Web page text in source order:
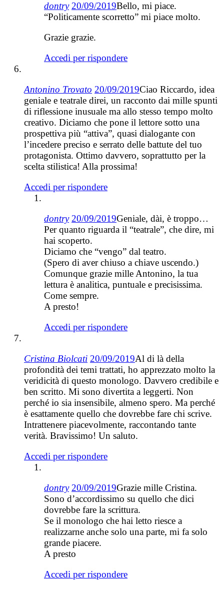
dontry 20/09/2019Bello, mi piace.
“Politicamente scorretto” mi piace molto.
Grazie grazie.
Accedi per rispondere
Antonino Trovato 20/09/2019Ciao Riccardo, idea
geniale e teatrale direi, un racconto dai mille spunti
di riflessione inusuale ma allo stesso tempo molto
creativo. Diciamo che pone il lettore sotto una
prospettiva più “attiva”, quasi dialogante con
l’incedere preciso e serrato delle battute del tuo
protagonista. Ottimo davvero, soprattutto per la
scelta stilistica! Alla prossima!
Accedi per rispondere
dontry 20/09/2019Geniale, dài, è troppo…
Per quanto riguarda il “teatrale”, che dire, mi
hai scoperto.
Diciamo che “vengo” dal teatro.
(Spero di aver chiuso a chiave uscendo.)
Comunque grazie mille Antonino, la tua
lettura è analitica, puntuale e precisissima.
Come sempre.
A presto!
Accedi per rispondere
Cristina Biolcati 20/09/2019Al di là della
profondità dei temi trattati, ho apprezzato molto la
veridicità di questo monologo. Davvero credibile e
ben scritto. Mi sono divertita a leggerti. Non
perché io sia insensibile, almeno spero. Ma perché
è esattamente quello che dovrebbe fare chi scrive.
Intrattenere piacevolmente, raccontando tante
verità. Bravissimo! Un saluto.
Accedi per rispondere
dontry 20/09/2019Grazie mille Cristina.
Sono d’accordissimo su quello che dici
dovrebbe fare la scrittura.
Se il monologo che hai letto riesce a
realizzarne anche solo una parte, mi fa solo
grande piacere.
A presto
Accedi per rispondere